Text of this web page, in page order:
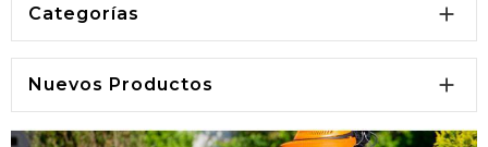
Categorías 
Nuevos Productos 